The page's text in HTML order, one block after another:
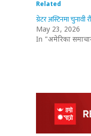
Related
ग्रेटर अस्टिनमा चुनावी
May 23, 2026
In "अमेरिका